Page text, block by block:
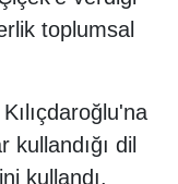
toplumsal
kullandığı dil
kullandı.